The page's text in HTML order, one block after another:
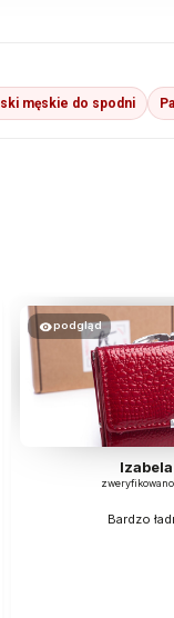
męskie do spodni
podgląd
Izabela
zweryfikowano
Bardzo